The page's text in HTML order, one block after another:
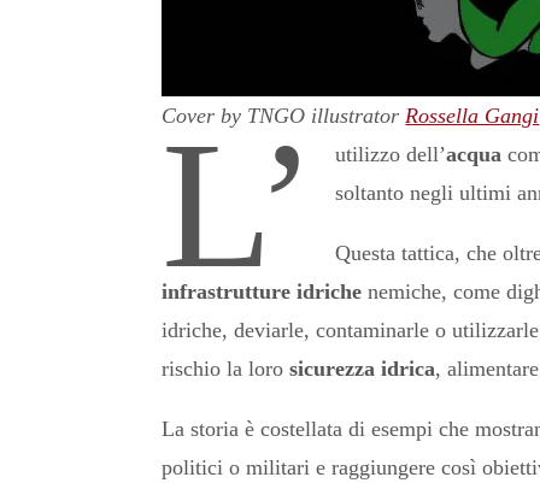
Cover by TNGO illustrator Rossella Gangi
L’ utilizzo dell’acqua
soltanto negli ultimi
Questa tattica, che
infrastrutture idriche nemiche, come
idriche, deviarle, contaminarle o
rischio la lorosicurezza idrica,
La storia è costellata di esempi che
politici o militari e raggiungere così